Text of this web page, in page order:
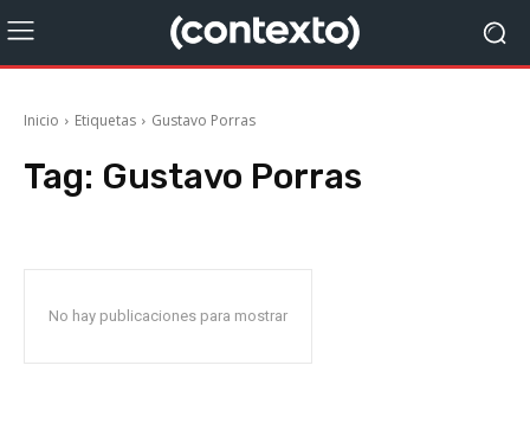
Inicio Etiquetas Gustavo Porras
Tag: Gustavo Porras
No hay publicaciones para mostrar